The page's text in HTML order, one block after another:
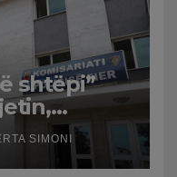
shtëpi”
SIMONI